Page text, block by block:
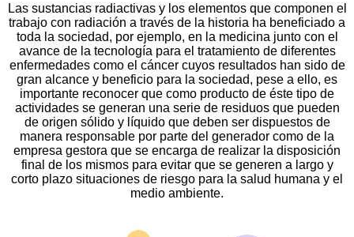
Las sustancias radiactivas y los elementos que componen el
trabajo con radiación a través de la historia ha beneficiado a
toda la sociedad, por ejemplo, en la medicina junto con el
avance de la tecnología para el tratamiento de diferentes
enfermedades como el cáncer cuyos resultados han sido de
gran alcance y beneficio para la sociedad, pese a ello, es
importante reconocer que como producto de éste tipo de
actividades se generan una serie de residuos que pueden
de origen sólido y líquido que deben ser dispuestos de
manera responsable por parte del generador como de la
empresa gestora que se encarga de realizar la disposición
final de los mismos para evitar que se generen a largo y
corto plazo situaciones de riesgo para la salud humana y el
medio ambiente.